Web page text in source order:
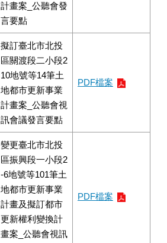
計畫案_公聽會發
言要點
擬訂臺北市北投
區關渡段二小段2
10地號等14筆土
地都市更新事業
計畫案_公聽會視
訊會議發言要點
PDF檔案
變更臺北市北投
區振興段一小段2
-6地號等101筆土
地都市更新事業
計畫及擬訂都市
更新權利變換計
畫案_公聽會視訊
PDF檔案